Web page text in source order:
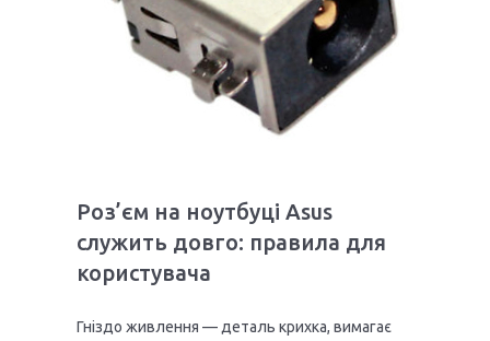
Роз’єм на ноутбуці Asus
служить довго: правила для
користувача
Гніздо живлення — деталь крихка, вимагає